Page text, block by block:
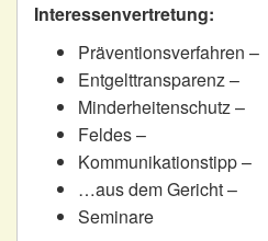
Interessenvertretung:
Präventionsverfahren –
Entgelttransparenz –
Minderheitenschutz –
Feldes –
Kommunikationstipp –
…aus dem Gericht –
Seminare